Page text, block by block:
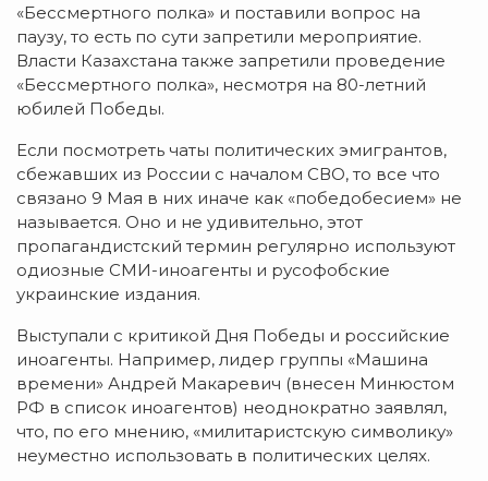
«Бессмертного полка» и поставили вопрос на
паузу, то есть по сути запретили мероприятие.
Власти Казахстана также запретили проведение
«Бессмертного полка», несмотря на 80-летний
юбилей Победы.
Если посмотреть чаты политических эмигрантов,
сбежавших из России с началом СВО, то все что
связано 9 Мая в них иначе как «победобесием» не
называется. Оно и не удивительно, этот
пропагандистский термин регулярно используют
одиозные СМИ-иноагенты и русофобские
украинские издания.
Выступали с критикой Дня Победы и российские
иноагенты. Например, лидер группы «Машина
времени» Андрей Макаревич (внесен Минюстом
РФ в список иноагентов) неоднократно заявлял,
что, по его мнению, «милитаристскую символику»
неуместно использовать в политических целях.